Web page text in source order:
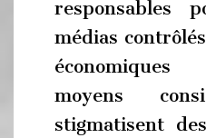
responsables
médias
moyens
stigmatisent